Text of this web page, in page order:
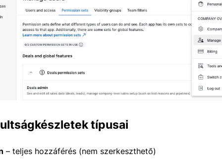
típusai
– teljes hozzáférés (nem szerkeszthető)